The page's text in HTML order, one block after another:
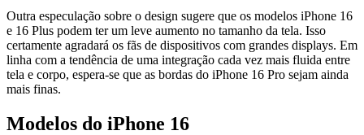
Outra especulação sobre o design sugere que os modelos iPhone 16
e 16 Plus podem ter um leve aumento no tamanho da tela. Isso
certamente agradará os fãs de dispositivos com grandes displays. Em
linha com a tendência de uma integração cada vez mais fluida entre
tela e corpo, espera-se que as bordas do iPhone 16 Pro sejam ainda
mais finas.
Modelos do iPhone 16